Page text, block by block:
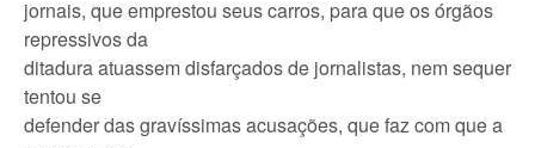
jornais, que emprestou seus carros, para que os órgãos
repressivos da
ditadura atuassem disfarçados de jornalistas, nem sequer
tentou se
defender das gravíssimas acusações, que faz com que a